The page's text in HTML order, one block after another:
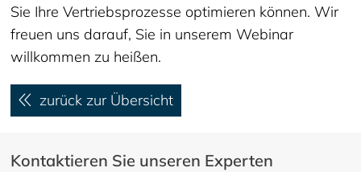
Sie Ihre Vertriebsprozesse optimieren können. Wir
freuen uns darauf, Sie in unserem Webinar
willkommen zu heißen.
zurück zur Übersicht
Kontaktieren Sie unseren Experten